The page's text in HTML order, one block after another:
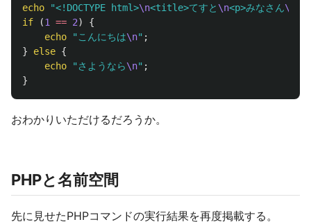
echo "<!DOCTYPE html>\n<title>てすと \n<p>みなさん\n
if
(1 == 2)
{
echo
"こんにちは\n" ;
}
else {
echo
"さようなら\n" ;
}
おわかりいただけるだろうか。
PHPと名前空間
先に見せたPHPコマンドの実行結果を再度掲載する。